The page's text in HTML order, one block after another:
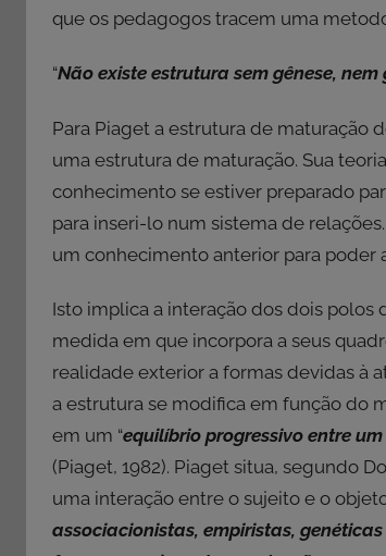
que os pedagogos tracem uma
“Não existe estrutura sem gênese,
Para Piaget a estrutura de maturação
uma estrutura de maturação. Sua
conhecimento se estiver preparado
para inseri-lo num sistema de
um conhecimento anterior para poder
Isto implica a interação dos dois polos
medida em que incorpora a seus
realidade exterior a formas devidas à
a estrutura se modifica em função do
em um “equilíbrio progressivo entre
(Piaget, 1982). Piaget situa, segundo
uma interação entre o sujeito e o
associacionistas, empiristas,